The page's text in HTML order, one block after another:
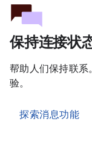
保持连接状
帮助人们保持联
验。
探索消息功能